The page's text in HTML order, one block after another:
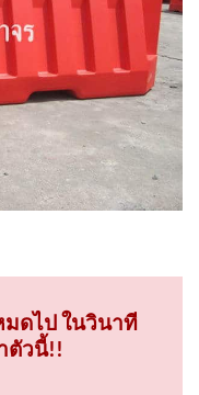
ดไป ในวินาที
ตัวนี้!!